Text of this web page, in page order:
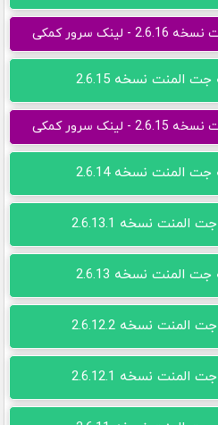
سرور کمکی
المنت نسخه 2.6.15
سرور کمکی
جت المنت نسخه 2.6.14
المنت نسخه 2.6.13.1
المنت نسخه 2.6.13
المنت نسخه 2.6.12.2
المنت نسخه 2.6.12.1